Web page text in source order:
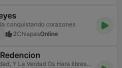
conquistando corazones
2ChiapasOnline
Y Conocereis La Verdad, Y La Verdad Os Hara libres. Jn. 8:32